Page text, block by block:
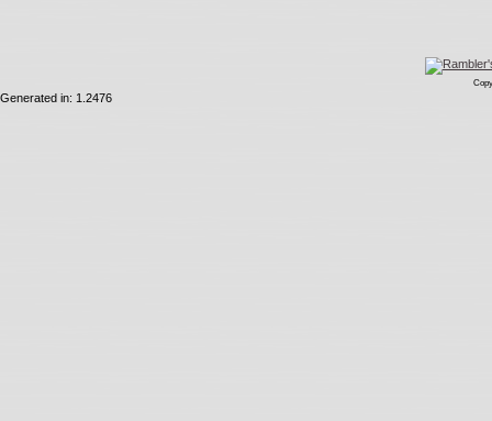
Generated in: 1.2476